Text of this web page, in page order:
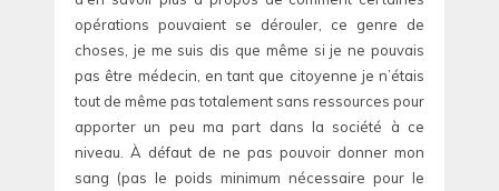
opérations pouvaient se dérouler, ce genre de
choses, je me suis dis que même si je ne pouvais
pas être médecin, en tant que citoyenne je n’étais
tout de même pas totalement sans ressources pour
apporter un peu ma part dans la société à ce
niveau. À défaut de ne pas pouvoir donner mon
sang (pas le poids minimum nécessaire pour le